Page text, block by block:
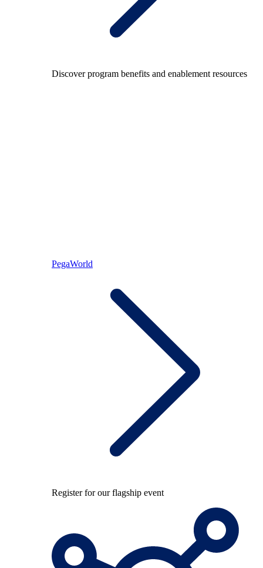
Discover program benefits and enablement resources
PegaWorld
Register for our flagship event